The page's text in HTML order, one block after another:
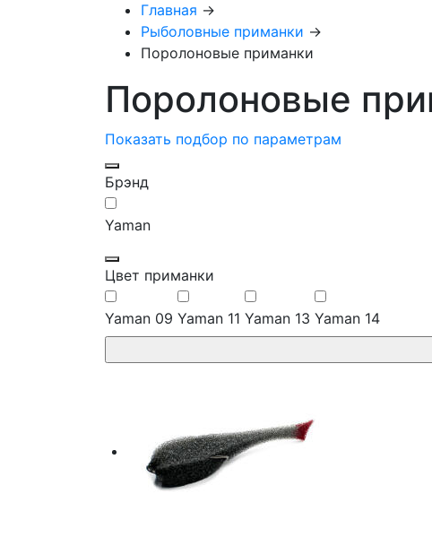
Главная →
Рыболовные приманки →
Поролоновые приманки
Поролоновые
Показать подбор по параметрам
Брэнд
Yaman
Цвет приманки
Yaman 09 Yaman 11 Yaman 13 Yaman 14